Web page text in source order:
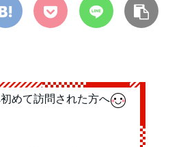
めて訪問された方へ